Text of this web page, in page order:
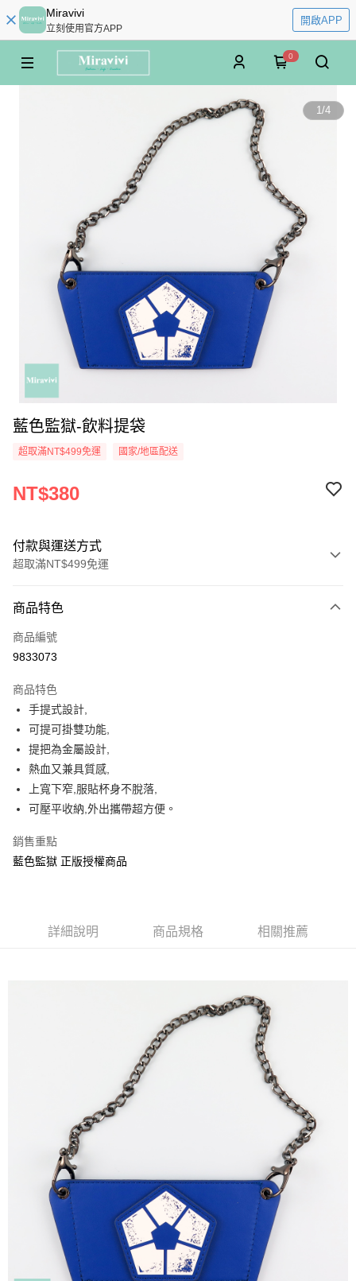
Miravivi
立刻使用官方APP
開啟APP
0
1/4
藍色監獄-飲料提袋
超取滿NT$499免運 國家/地區配送
NT$380
付款與運送方式
超取滿NT$499免運
信用卡一次付款
超商取貨付款
Apple Pay
街口支付
悠遊付
AFTEE先享後付
相關說明
AFTEE先享後付是「在收到商品之後才付款」的支付方式。 讓您購物簡單
便利好安心！
【「AFTEE先享後付」結帳流程】
ATM／網路銀行／等多元方式進行付款，方視為交易完成。
※ 請注意：結帳手續完成當下不需立刻繳費，但若您需要取消訂單，請聯絡
購買商品的店家。未經商家同意取消之訂單仍視為有效，需透過AFTEE先享
※ 交易是否成功請以「AFTEE先享後付 」之結帳頁面顯示為準，若有關於
是否繳費成功／繳費後需取消欲退款等相關疑問，請聯繫「AFTEE先享後付
https://netprotections.freshdesk.com/support/home
１．透過由恩沛科技股份有限公司提供之「AFTEE先享後付」服務完成之交
易，需依本服務之必要範圍內提供個人資料，並將交易相關給付款項請求債
權轉讓予恩沛科技股份有限公司。
２．關於個人資料處理事宜，請瀏覽以下網址：
https://aftee.tw/terms/#terms3
３．未成年的使用者請事先徵得法定代理人或監護人之同意方可使用
「AFTEE先享後付」，若未經同意申辦者引起之損失，本公司不負相關責
４．使用「AFTEE先享後付」時，將依據個別帳號之用戶狀況，依本公司即
時審查核予不同之上限額度；若仍有額度不足之情形，本公司將視審查結果
請求用戶進行身份認證。
ATM付款
每筆NT$60，滿NT$499(含以上)免運費
每筆NT$60，滿NT$499(含以上)免運費
每筆NT$60，滿NT$499(含以上)免運費
每筆NT$120，滿NT$499(含以上)免運費
海外宅配
商品特色
商品編號
9833073
商品特色
手提式設計,
可提可掛雙功能,
提把為金屬設計,
熱血又兼具質感,
上寬下窄,服貼杯身不脫落,
可壓平收納,外出攜帶超方便。
銷售重點
藍色監獄 正版授權商品
詳細說明 商品規格 相關推薦